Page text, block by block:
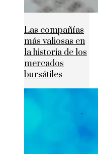
Las compañías
más valiosas en
la historia de los
mercados
bursátiles